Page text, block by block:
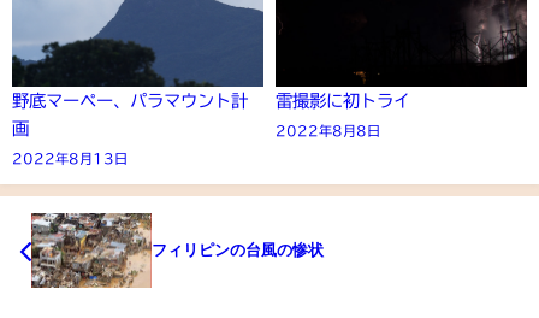
野底マーペー、パラマウント計
画
2022年8月13日
雷撮影に初トライ
2022年8月8日
フィリピンの台風の惨状